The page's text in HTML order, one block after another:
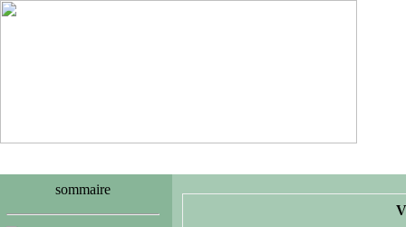
sommaire